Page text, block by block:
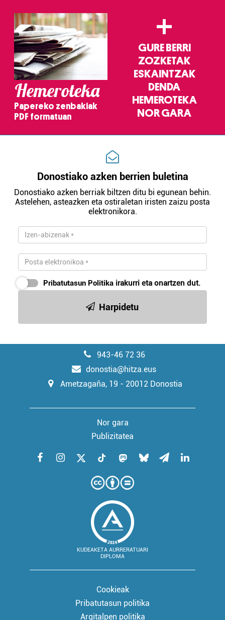
Hemeroteka
Papereko zenbakiak
PDF formatuan
+
GURE BERRI
ZOZKETAK
ESKAINTZAK
DENDA
HEMEROTEKA
NOR GARA
Donostiako azken berrien buletina
Donostiako azken berriak biltzen ditu bi egunean behin.
Astelehen, asteazken eta ostiraletan iristen zaizu posta
elektronikora.
Pribatutasun Politika irakurri eta onartzen dut.
Harpidetu
943-46 72 36
donostia@hitza.eus
Ametzagaña, 19 - 20012 Donostia
Nor gara
Publizitatea
KUDEAKETA AURRERATUARI
DIPLOMA
Cookieak
Pribatutasun politika
Argitalpen politika